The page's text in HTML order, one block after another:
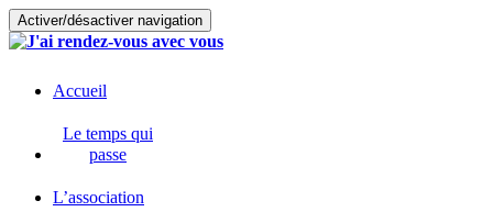
Activer/désactiver navigation
Accueil
Le temps qui
passe
L’association